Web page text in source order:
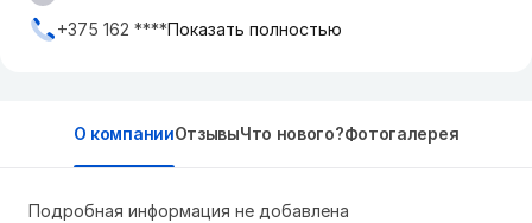
+375 162 ****Показать полностью
О компанииОтзывыЧто нового?Фотогалерея
Подробная информация не добавлена